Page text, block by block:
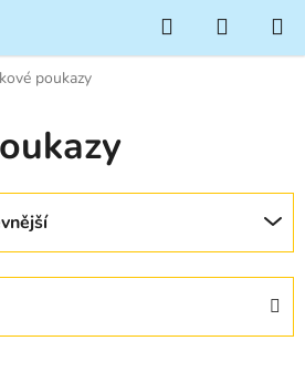
Hledat
KOŠÍK
poukazy